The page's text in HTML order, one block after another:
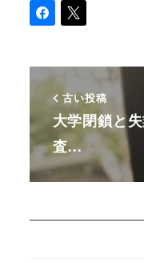
古い投稿
大学閉鎖と
査…